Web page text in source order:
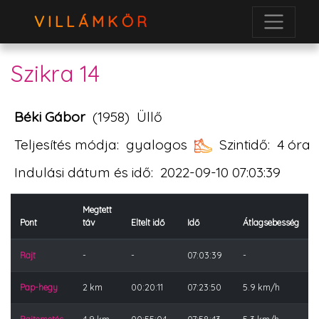
VILLÁMKÖR
Szikra 14
Béki Gábor (1958) Üllő
Teljesítés módja: gyalogos Szintidő: 4 óra
Indulási dátum és idő: 2022-09-10 07:03:39
Pont
Megtett
táv
Eltelt idő Idő Átlagsebesség
Rajt - - 07:03:39 -
Pap-hegy 2 km 00:20:11 07:23:50 5.9 km/h